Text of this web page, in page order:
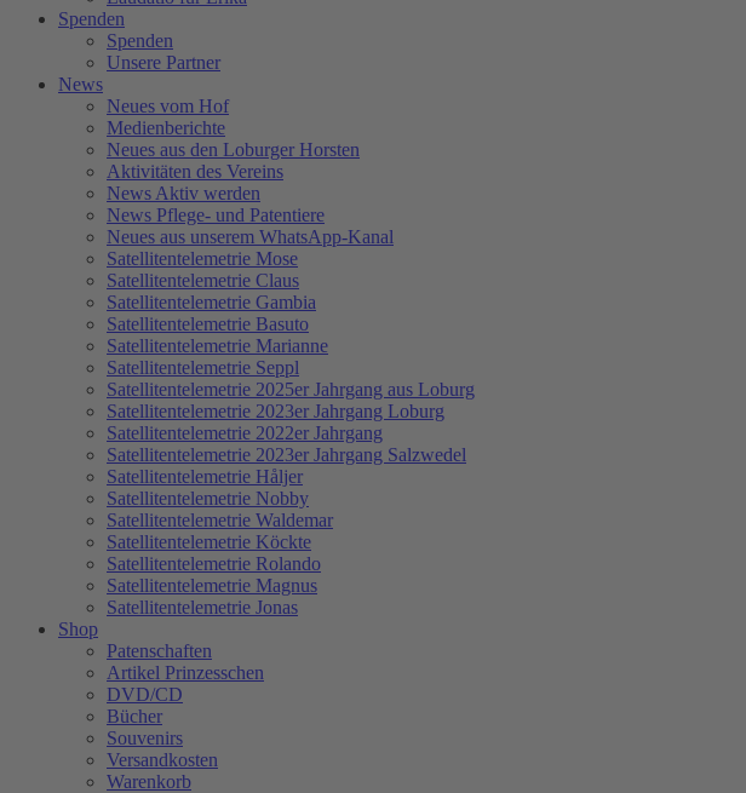
Spenden
Spenden
Unsere Partner
News
Neues vom Hof
Medienberichte
Neues aus den Loburger Horsten
Aktivitäten des Vereins
News Aktiv werden
News Pflege- und Patentiere
Neues aus unserem WhatsApp-Kanal
Satellitentelemetrie Mose
Satellitentelemetrie Claus
Satellitentelemetrie Gambia
Satellitentelemetrie Basuto
Satellitentelemetrie Marianne
Satellitentelemetrie Seppl
Satellitentelemetrie 2025er Jahrgang aus Loburg
Satellitentelemetrie 2023er Jahrgang Loburg
Satellitentelemetrie 2022er Jahrgang
Satellitentelemetrie 2023er Jahrgang Salzwedel
Satellitentelemetrie Håljer
Satellitentelemetrie Nobby
Satellitentelemetrie Waldemar
Satellitentelemetrie Köckte
Satellitentelemetrie Rolando
Satellitentelemetrie Magnus
Satellitentelemetrie Jonas
Shop
Patenschaften
Artikel Prinzesschen
DVD/CD
Bücher
Souvenirs
Versandkosten
Warenkorb